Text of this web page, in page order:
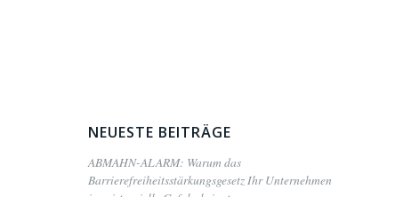
NEUESTE BEITRÄGE
ABMAHN-ALARM: Warum das
Barrierefreiheitsstärkungsgesetz Ihr Unternehmen